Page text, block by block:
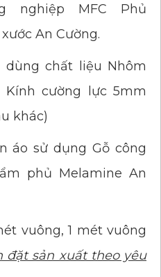
nghiệp MFC Phủ
An Cường.
dùng chất liệu Nhôm
cường lực 5mm
khác)
áo sử dụng Gỗ công
phủ Melamine An
vuông, 1 mét vuông
đặt sản xuất theo yêu